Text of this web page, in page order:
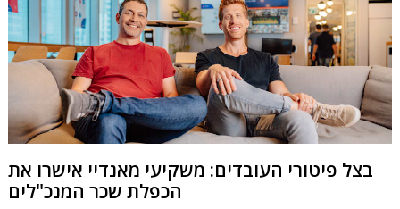
בצל פיטורי העובדים: משקיעי מאנדיי אישרו את
הכפלת שכר המנכ"לים